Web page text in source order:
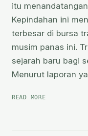
itu
Kepindahan ini
terbesar di bursa
musim panas ini.
sejarah baru bagi
Menurut laporan
READ MOREBARCELONA